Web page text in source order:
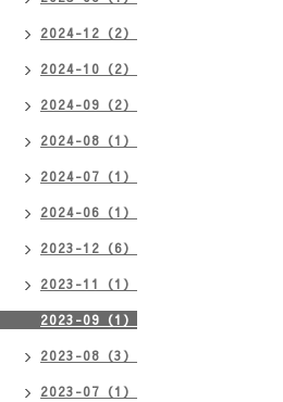
2024-12（2）
2024-10（2）
2024-09（2）
2024-08（1）
2024-07（1）
2024-06（1）
2023-12（6）
2023-11（1）
2023-09（1）
2023-08（3）
2023-07（1）